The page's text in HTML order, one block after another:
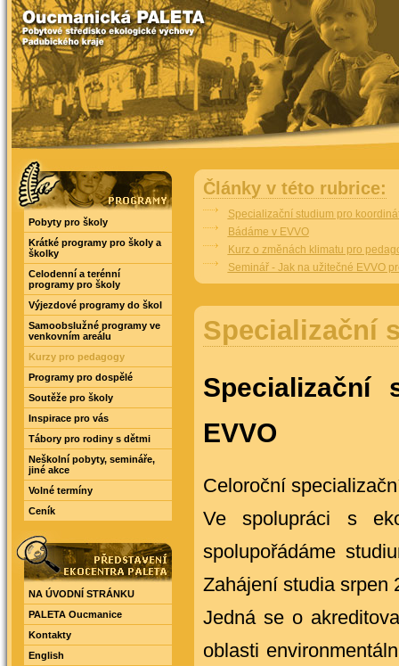
Pobyty pro školy
Krátké programy pro školy a
školky
Celodenní a terénní
programy pro školy
Výjezdové programy do škol
Samoobslužné programy ve
venkovním areálu
Kurzy pro pedagogy
Programy pro dospělé
Soutěže pro školy
Inspirace pro vás
Tábory pro rodiny s dětmi
Neškolní pobyty, semináře,
jiné akce
Volné termíny
Ceník
NA ÚVODNÍ STRÁNKU
PALETA Oucmanice
Kontakty
English
Články v této rubrice:
Specializační studium pro
Bádáme v EVVO
Kurz o změnách klimatu pro
Seminář - Jak na užitečné EVVO
Specializační
Specializační
EVVO
Celoroční
Ve spolupráci s
spolupořádáme
Zahájení studia srpen
Jedná se o
oblasti